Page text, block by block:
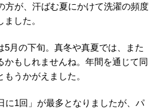
方が、汗ばむ夏にかけて洗濯の頻度
した。
5月の下旬。真冬や真夏では、また
かもしれませんね。年間を通じて同
うかがえました。
に1回」が最多となりましたが、パ